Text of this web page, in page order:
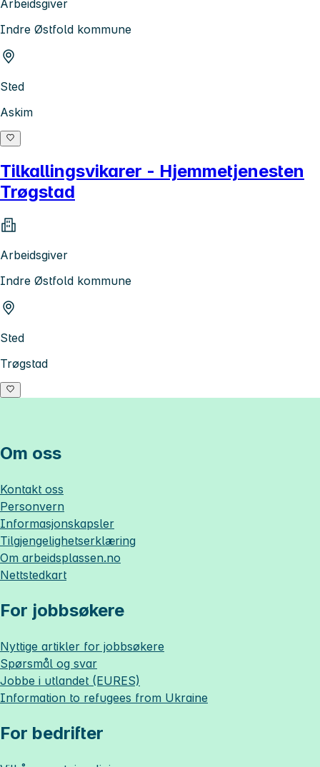
Arbeidsgiver
Indre Østfold kommune
Sted
Askim
Tilkallingsvikarer - Hjemmetjenesten
Trøgstad
Arbeidsgiver
Indre Østfold kommune
Sted
Trøgstad
Om oss
Kontakt oss
Personvern
Informasjonskapsler
Tilgjengelighetserklæring
Om arbeidsplassen.no
Nettstedkart
For jobbsøkere
Nyttige artikler for jobbsøkere
Spørsmål og svar
Jobbe i utlandet (EURES)
Information to refugees from Ukraine
For bedrifter